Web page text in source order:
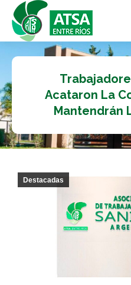
Acataron La
Mantendrán
Destacadas